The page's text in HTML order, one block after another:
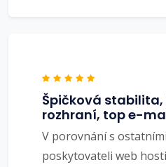
Špičková
rozhraní, top e-
V porovnání s
poskytovateli web